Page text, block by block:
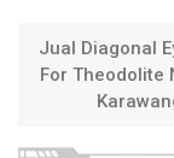
Jual Diagonal
For Theodolite